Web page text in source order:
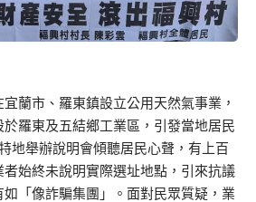
蘭市、羅東鎮設立公用天然氣事業，
羅東及五結鄉工業區，引發當地居民
地舉辦說明會傾聽居民心聲，有上百
始終未說明實際選址地點，引來抗議
「像詐騙集團」。面對民眾質疑，業